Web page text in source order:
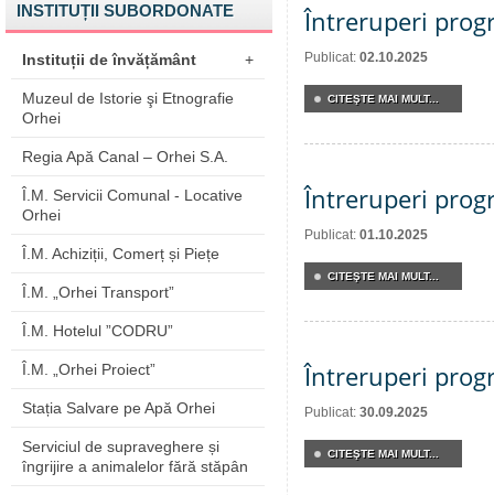
INSTITUȚII SUBORDONATE
Instituții de învățământ +
Muzeul de Istorie şi Etnografie
Orhei
Regia Apă Canal – Orhei S.A.
Î.M. Servicii Comunal - Locative
Orhei
Î.M. Achiziții, Comerț și Piețe
Î.M. „Orhei Transport”
Î.M. Hotelul ”CODRU”
Î.M. „Orhei Proiect”
Stația Salvare pe Apă Orhei
Serviciul de supraveghere și
îngrijire a animalelor fără stăpân
Întreruperi
Publicat: 02.10.2025
CITEŞTE MAI MULT...
Întreruperi
Publicat: 01.10.2025
CITEŞTE MAI MULT...
Întreruperi
Publicat: 30.09.2025
CITEŞTE MAI MULT...